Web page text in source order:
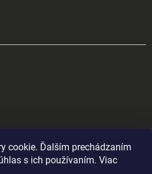
cookie. Ďalším prechádzaním
s ich používaním. Viac